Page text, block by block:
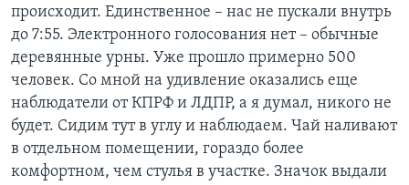
происходит. Единственное – нас не пускали внутрь
до 7:55. Электронного голосования нет – обычные
деревянные урны. Уже прошло примерно 500
человек. Со мной на удивление оказались еще
наблюдатели от КПРФ и ЛДПР, а я думал, никого не
будет. Сидим тут в углу и наблюдаем. Чай наливают
в отдельном помещении, гораздо более
комфортном, чем стулья в участке. Значок выдали